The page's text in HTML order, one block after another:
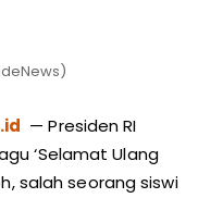
— Presiden RI
‘Selamat Ulang
salah seorang siswi